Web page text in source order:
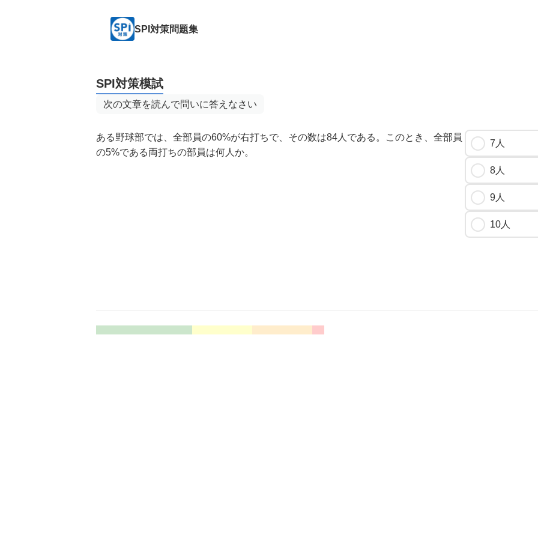
SPI対策問題集
SPI対策模試
次の文章を読んで問いに答えなさい
ある野球部では、全部員の60%が右打ちで、その数は84人である。このとき、全部員
の5%である両打ちの部員は何人か。
7人
8人
9人
10人